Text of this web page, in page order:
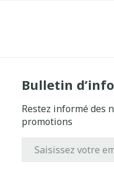
Bulletin
Restez informé des
promotions